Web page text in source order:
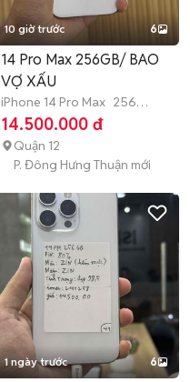
10 giờ trước 6
14 Pro Max 256GB/ BAO
VỢ XẤU
iPhone 14 Pro Max 256
GB Hết bảo hành
14.500.000 đ
Quận 12
P. Đông Hưng Thuận mới
1 ngày trước 6